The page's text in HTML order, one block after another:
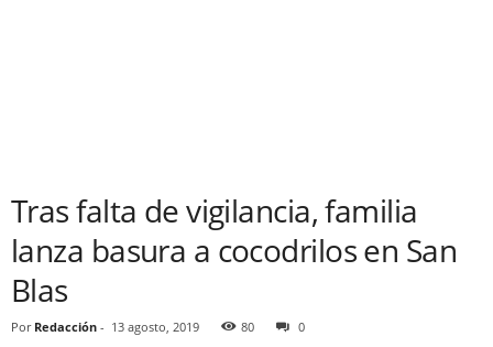
Tras falta de vigilancia, familia
lanza basura a cocodrilos en San
Blas
Por Redacción - 13 agosto, 2019 80 0